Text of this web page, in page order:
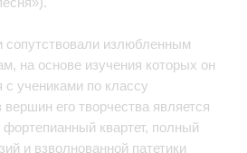
излюбленным
на основе изучения которых он
с учениками по классу
его творчества является
квартет, полный
и взволнованной патетики